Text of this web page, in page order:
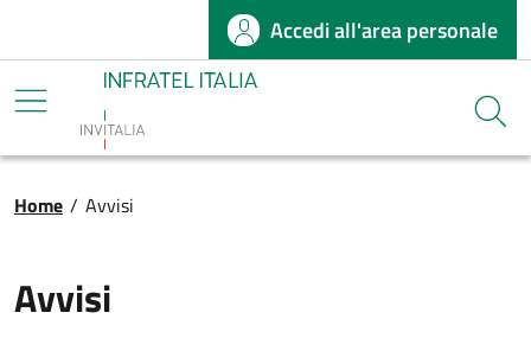
Salta al contenuto principaleAccedi all'area personale
Infratel
Briciole di pane
Home / Avvisi
Avvisi